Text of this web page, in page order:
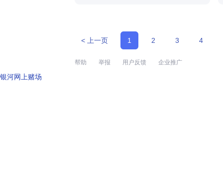
< 上一页 1 2 3 4
帮助 举报 用户反馈 企业推广
银河网上赌场